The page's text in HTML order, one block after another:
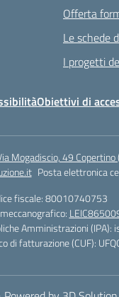
Offerta
Le schede
I progetti
Obiettivi di
Mogadiscio, 49 Copertino
Posta elettronica
fiscale: 80010740753
Amministrazioni
di fatturazione (CUF):